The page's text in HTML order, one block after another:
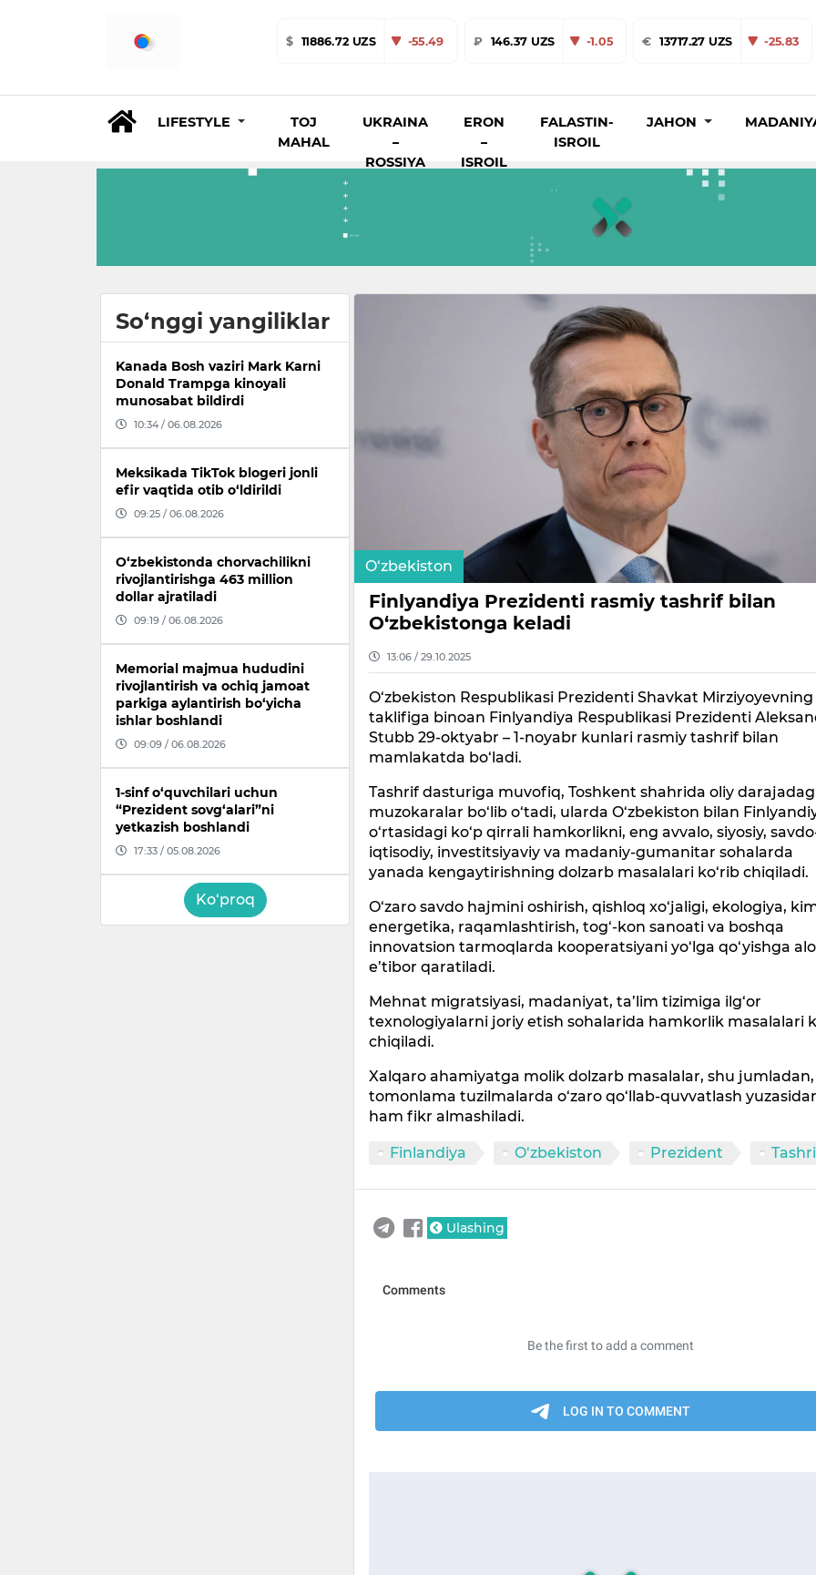
$ 11886.72 UZS -55.49 ₽ 146.37 UZS -1.05 € 13717.27 UZS -25.83
LIFESTYLE
TOJ
MAHAL
UKRAINA
–
ROSSIYA
ERON
–
ISROIL
FALASTIN-
ISROIL
JAHON
So‘nggi yangiliklar
Kanada Bosh vaziri Mark Karni
Donald Trampga kinoyali
munosabat bildirdi
10:34 / 06.08.2026
Meksikada TikTok blogeri jonli
efir vaqtida otib o‘ldirildi
09:25 / 06.08.2026
O‘zbekistonda chorvachilikni
rivojlantirishga 463 million
dollar ajratiladi
09:19 / 06.08.2026
Memorial majmua hududini
rivojlantirish va ochiq jamoat
parkiga aylantirish bo‘yicha
ishlar boshlandi
09:09 / 06.08.2026
1-sinf o‘quvchilari uchun
“Prezident sovg‘alari”ni
yetkazish boshlandi
17:33 / 05.08.2026
Ko‘proq
O‘zbekiston
Finlyandiya Prezidenti rasmiy tashrif bilan
O‘zbekistonga keladi
13:06 / 29.10.2025
O‘zbekiston Respublikasi Prezidenti Shavkat Mirziyoyevning
taklifiga binoan Finlyandiya Respublikasi Prezidenti
Stubb 29-oktyabr – 1-noyabr kunlari rasmiy tashrif bilan
mamlakatda bo‘ladi.
Tashrif dasturiga muvofiq, Toshkent shahrida oliy
muzokaralar bo‘lib o‘tadi, ularda O‘zbekiston bilan
o‘rtasidagi ko‘p qirrali hamkorlikni, eng avvalo, siyosiy,
iqtisodiy, investitsiyaviy va madaniy-gumanitar sohalarda
yanada kengaytirishning dolzarb masalalari ko‘rib chiqiladi.
O‘zaro savdo hajmini oshirish, qishloq xo‘jaligi, ekologiya,
energetika, raqamlashtirish, tog‘-kon sanoati va boshqa
innovatsion tarmoqlarda kooperatsiyani yo‘lga qo‘yishga
e’tibor qaratiladi.
Mehnat migratsiyasi, madaniyat, ta’lim tizimiga ilg‘or
texnologiyalarni joriy etish sohalarida hamkorlik masalalari
chiqiladi.
Xalqaro ahamiyatga molik dolzarb masalalar, shu jumladan,
tomonlama tuzilmalarda o‘zaro qo‘llab-quvvatlash
ham fikr almashiladi.
Finlandiya O‘zbekiston Prezident
Ulashing